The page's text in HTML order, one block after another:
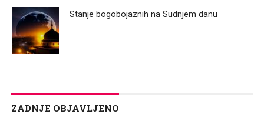
Stanje bogobojaznih na Sudnjem danu
ZADNJE OBJAVLJENO